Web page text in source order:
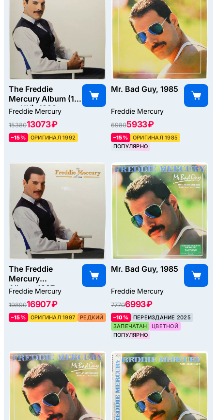
The Freddie
Mercury Album (1-
st, UK), 1992
Freddie Mercury
1538013073 ₽
–15% ОРИГИНАЛ 1992
Mr. Bad Guy, 1985
Freddie Mercury
69805933 ₽
–15%
ОРИГИНАЛ 1985
ПОПУЛЯРНО
The Freddie
Mercury
Album, 1997
Freddie Mercury
1989016907 ₽
–15% ОРИГИНАЛ 1997 РЕДКИЙ
Mr. Bad Guy, 1985
Freddie Mercury
77706993 ₽
–10%
ПЕРЕИЗДАНИЕ 2025
ЗАПЕЧАТАН
ЦВЕТНОЙ
ПОПУЛЯРНО